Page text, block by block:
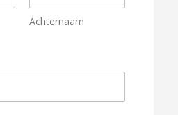
Achternaam